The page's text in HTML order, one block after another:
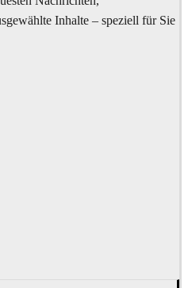
Inhalte – speziell für Sie